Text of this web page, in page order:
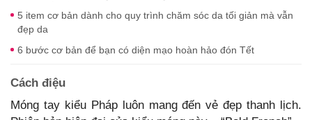
5 item cơ bản dành cho quy trình chăm sóc da tối giản mà vẫn
đẹp da
6 bước cơ bản để bạn có diện mạo hoàn hảo đón Tết
Cách điệu
Móng tay kiểu Pháp luôn mang đến vẻ đẹp thanh lịch.